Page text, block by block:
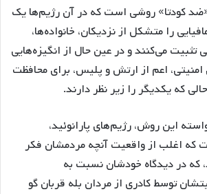
کودتا» روشی است که در آن رژیم‌ها یک
را متشکل از نزدیکان، خانواده‌ها،
تثبیت می‌کنند و در عین حال از انگیزه‌هایی
اعم از ارتش و پلیس، برای محافظت
که یکدیگر را زیر نظر دارند.
این روش، رژیم‌های پارانوئید،
که اغلب از واقعیت آنچه مردمشان فکر
که در دیدگاه خودشان نسبت به
توسط کادری از مردان بله قربان گو